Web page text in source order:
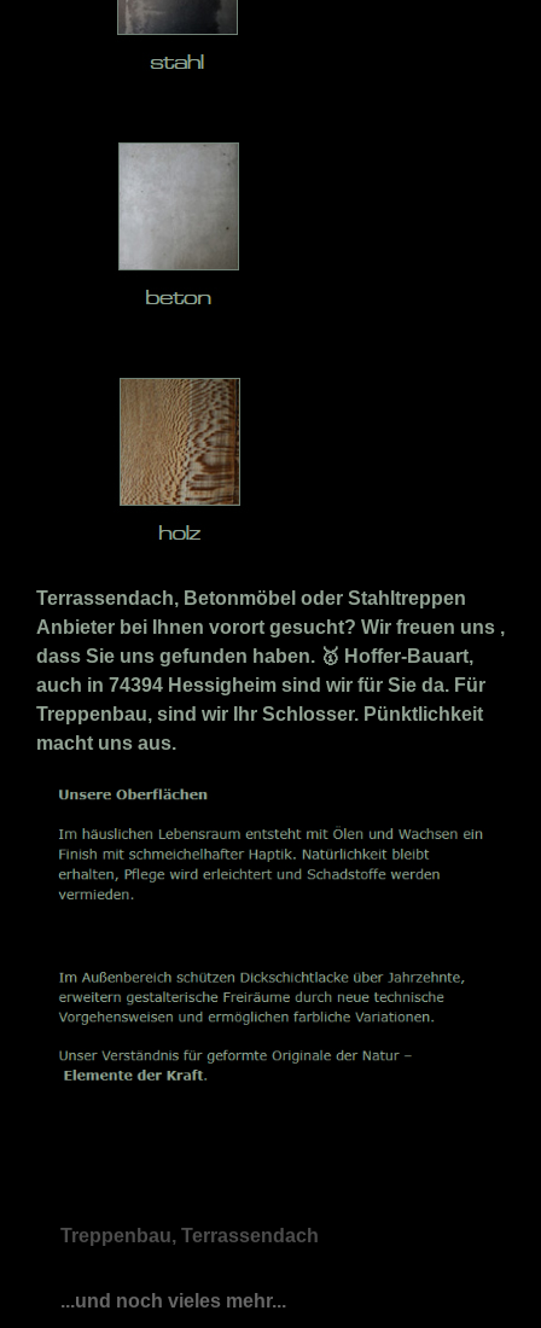
Terrassendach, Betonmöbel oder Stahltreppen
Anbieter bei Ihnen vorort gesucht? Wir freuen uns ,
dass Sie uns gefunden haben. 🥇 Hoffer-Bauart,
auch in 74394 Hessigheim sind wir für Sie da. Für
Treppenbau, sind wir Ihr Schlosser. Pünktlichkeit
macht uns aus.
Treppenbau, Terrassendach
...und noch vieles mehr...